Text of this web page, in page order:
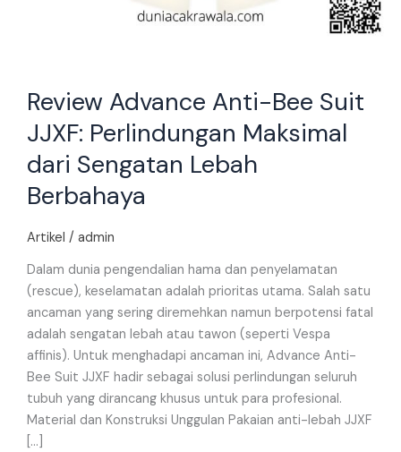
Review Advance Anti-Bee Suit
JJXF: Perlindungan Maksimal
dari Sengatan Lebah
Berbahaya
Artikel / admin
Dalam dunia pengendalian hama dan penyelamatan
(rescue), keselamatan adalah prioritas utama. Salah satu
ancaman yang sering diremehkan namun berpotensi fatal
adalah sengatan lebah atau tawon (seperti Vespa
affinis). Untuk menghadapi ancaman ini, Advance Anti-
Bee Suit JJXF hadir sebagai solusi perlindungan seluruh
tubuh yang dirancang khusus untuk para profesional.
Material dan Konstruksi Unggulan Pakaian anti-lebah JJXF
[…]